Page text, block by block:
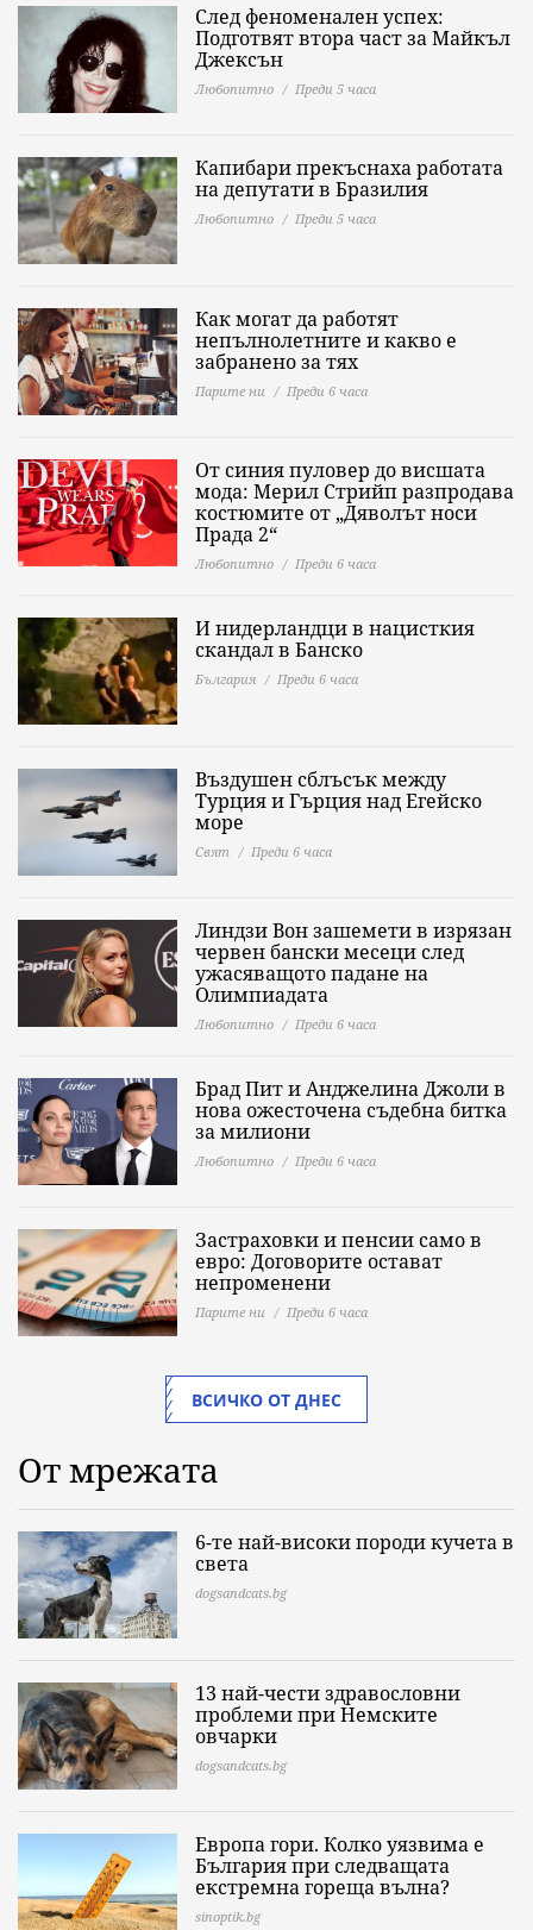
След феноменален успех:
Подготвят втора част за Майкъл
Джексън
Любопитно Преди 5 часа
Капибари прекъснаха работата
на депутати в Бразилия
Любопитно Преди 5 часа
Как могат да работят
непълнолетните и какво е
забранено за тях
Парите ни Преди 6 часа
От синия пуловер до висшата
мода: Мерил Стрийп разпродава
костюмите от „Дяволът носи
Прада 2“
Любопитно Преди 6 часа
И нидерландци в нацисткия
скандал в Банско
България Преди 6 часа
Въздушен сблъсък между
Турция и Гърция над Егейско
море
Свят Преди 6 часа
Линдзи Вон зашемети в изрязан
червен бански месеци след
ужасяващото падане на
Олимпиадата
Любопитно Преди 6 часа
Брад Пит и Анджелина Джоли в
нова ожесточена съдебна битка
за милиони
Любопитно Преди 6 часа
Застраховки и пенсии само в
евро: Договорите остават
непроменени
Парите ни Преди 6 часа
ВСИЧКО ОТ ДНЕС
От мрежата
6-те най-високи породи кучета в
света
dogsandcats.bg
13 най-чести здравословни
проблеми при Немските
овчарки
dogsandcats.bg
Европа гори. Колко уязвима е
България при следващата
екстремна гореща вълна?
sinoptik.bg